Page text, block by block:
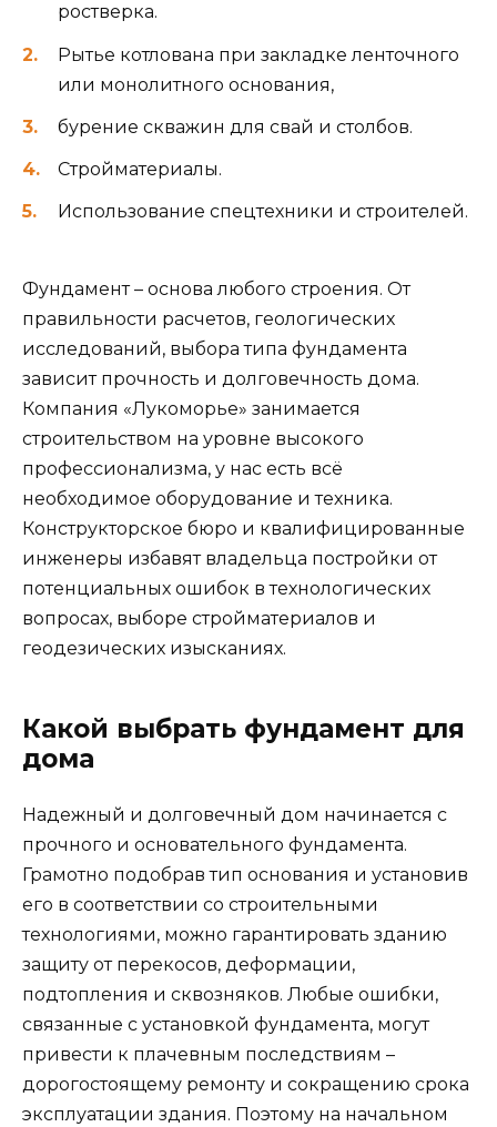
ростверка.
Рытье котлована при закладке ленточного
или монолитного основания,
бурение скважин для свай и столбов.
Стройматериалы.
Использование спецтехники и строителей.
Фундамент – основа любого строения. От
правильности расчетов, геологических
исследований, выбора типа фундамента
зависит прочность и долговечность дома.
Компания «Лукоморье» занимается
строительством на уровне высокого
профессионализма, у нас есть всё
необходимое оборудование и техника.
Конструкторское бюро и квалифицированные
инженеры избавят владельца постройки от
потенциальных ошибок в технологических
вопросах, выборе стройматериалов и
геодезических изысканиях.
Какой выбрать фундамент для
дома
Надежный и долговечный дом начинается с
прочного и основательного фундамента.
Грамотно подобрав тип основания и установив
его в соответствии со строительными
технологиями, можно гарантировать зданию
защиту от перекосов, деформации,
подтопления и сквозняков. Любые ошибки,
связанные с установкой фундамента, могут
привести к плачевным последствиям –
дорогостоящему ремонту и сокращению срока
эксплуатации здания. Поэтому на начальном